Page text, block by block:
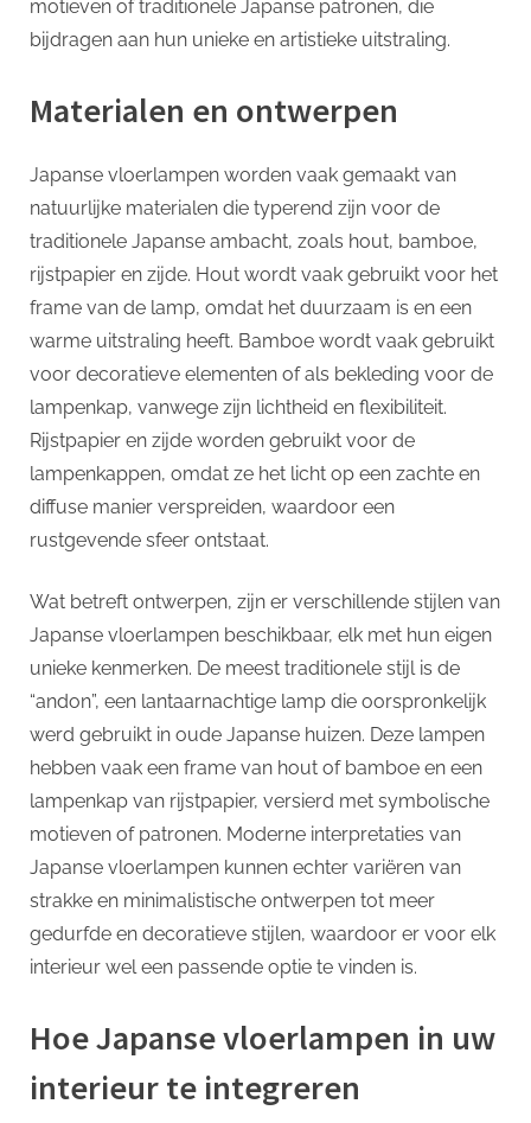
motieven of traditionele Japanse patronen, die
bijdragen aan hun unieke en artistieke uitstraling.
Materialen en ontwerpen
Japanse vloerlampen worden vaak gemaakt van
natuurlijke materialen die typerend zijn voor de
traditionele Japanse ambacht, zoals hout, bamboe,
rijstpapier en zijde. Hout wordt vaak gebruikt voor het
frame van de lamp, omdat het duurzaam is en een
warme uitstraling heeft. Bamboe wordt vaak gebruikt
voor decoratieve elementen of als bekleding voor de
lampenkap, vanwege zijn lichtheid en flexibiliteit.
Rijstpapier en zijde worden gebruikt voor de
lampenkappen, omdat ze het licht op een zachte en
diffuse manier verspreiden, waardoor een
rustgevende sfeer ontstaat.
Wat betreft ontwerpen, zijn er verschillende stijlen van
Japanse vloerlampen beschikbaar, elk met hun eigen
unieke kenmerken. De meest traditionele stijl is de
“andon”, een lantaarnachtige lamp die oorspronkelijk
werd gebruikt in oude Japanse huizen. Deze lampen
hebben vaak een frame van hout of bamboe en een
lampenkap van rijstpapier, versierd met symbolische
motieven of patronen. Moderne interpretaties van
Japanse vloerlampen kunnen echter variëren van
strakke en minimalistische ontwerpen tot meer
gedurfde en decoratieve stijlen, waardoor er voor elk
interieur wel een passende optie te vinden is.
Hoe Japanse vloerlampen in uw
interieur te integreren